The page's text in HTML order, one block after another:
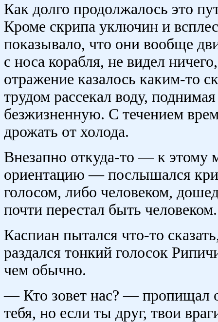
Как долго продолжалось это
Кроме скрипа уключин и
показывало, что они вообще
с носа корабля, не видел
отражение казалось каким-то
трудом рассекал воду,
безжизненную. С течением
дрожать от холода.
Внезапно откуда-то — к этому
ориентацию — послышался
голосом, либо человеком,
почти перестал быть человеком.
Каспиан пытался что-то
раздался тонкий голосок
чем обычно.
— Кто зовет нас? — пропищал
тебя, но если ты друг, твои